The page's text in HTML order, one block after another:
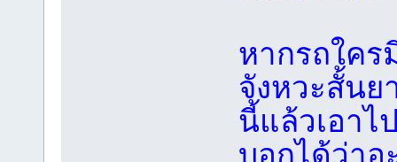
หากรถใคร
จังหวะสั้นย
นี้แล้วเอาไ
บอกได้ว่าอ